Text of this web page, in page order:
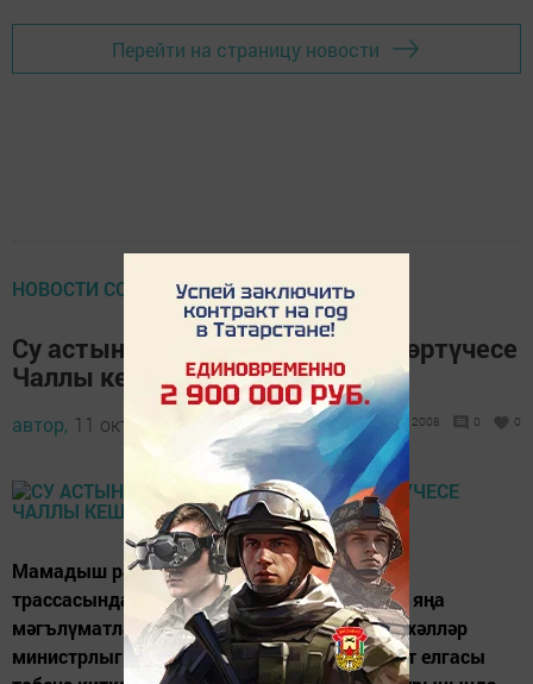
Перейти на страницу новости
НОВОСТИ СО ВСЕГО СВЕТА
Су астына киткән машинаның йөртүчесе
Чаллы кешесе булган
автор, 11 октябрь 2015 - 16:42 2008 0 0
Мамадыш районы территориясендә М-7
трассасындагы коточкыч һәлакәт турында яңа
мәгълүматлар пәйда булды. Гадәттән тыш хәлләр
министрлыгыннан хәбәр итүләренчә, Нократ елгасы